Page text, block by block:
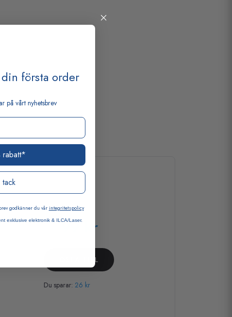
Hinta:
99 kr
OSTA TILL
Du sparar: 26 kr
första order
på vårt nyhetsbrev
rabatt*
godkänner du vårintegritetspolicy
exklusive elektronik & ILCA/Laser.